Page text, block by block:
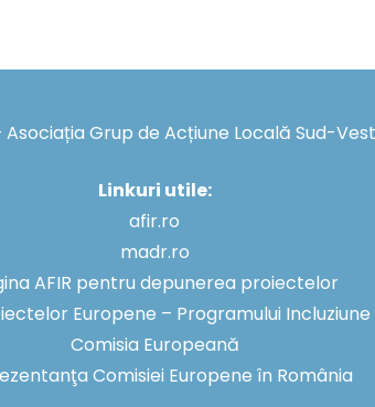
Grup de Acțiune Locală Sud-
Linkuri utile:
afir.ro
madr.ro
AFIR pentru depunerea proiectelor
Europene – Programului
Comisia Europeană
Comisiei Europene în România